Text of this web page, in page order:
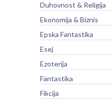
Duhovnost & Religija
Ekonomija & Biznis
Epska Fantastika
Esej
Ezoterija
Fantastika
Fikcija